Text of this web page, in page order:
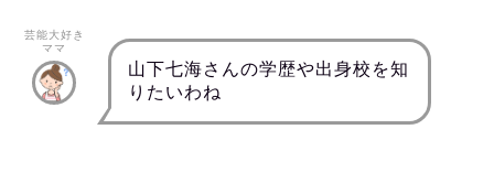
芸能大好き
ママ
山下七海さんの学歴や出身校を知
りたいわね